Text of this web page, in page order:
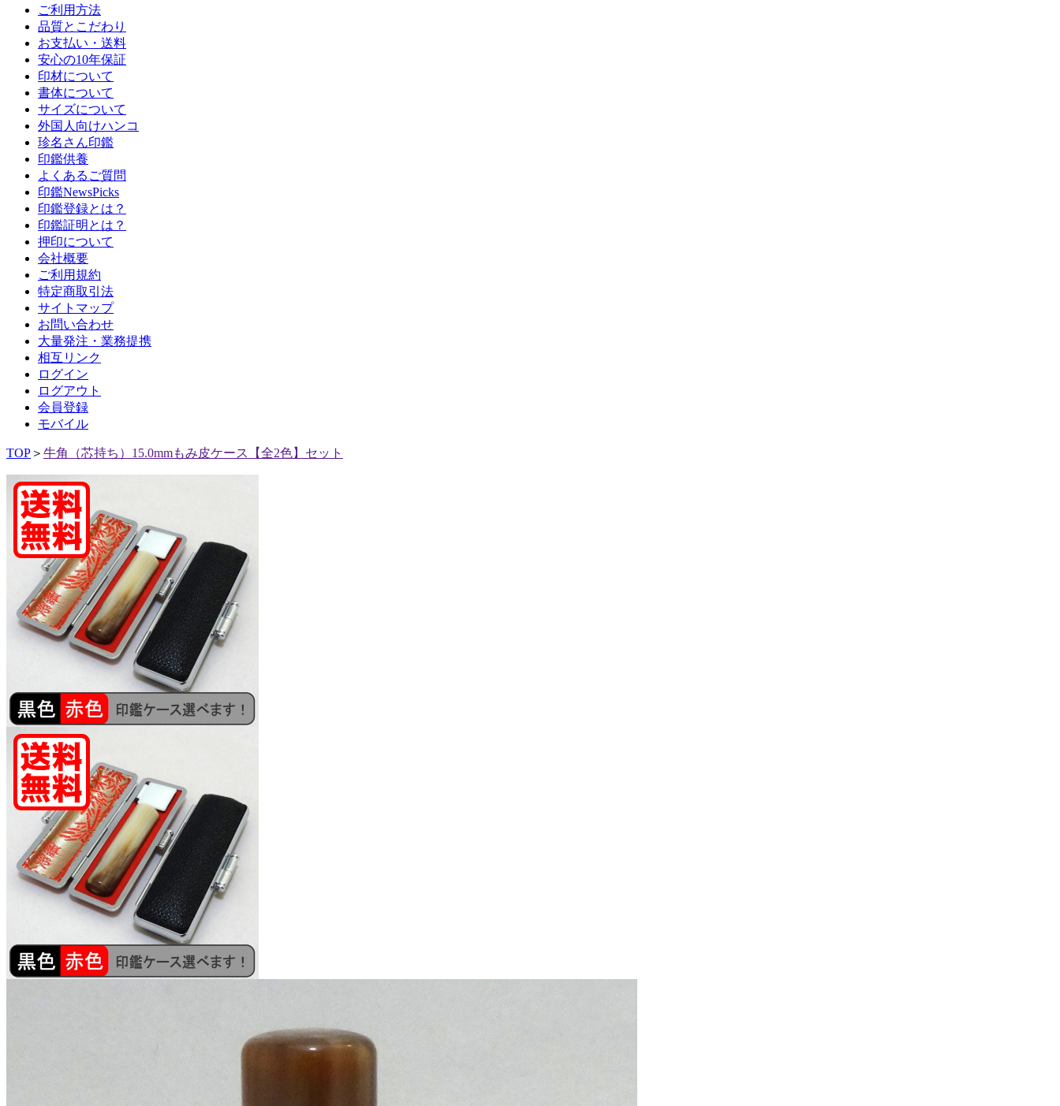
ご利用方法
品質とこだわり
お支払い・送料
安心の10年保証
印材について
書体について
サイズについて
外国人向けハンコ
珍名さん印鑑
印鑑供養
よくあるご質問
印鑑NewsPicks
印鑑登録とは？
印鑑証明とは？
押印について
会社概要
ご利用規約
特定商取引法
サイトマップ
お問い合わせ
大量発注・業務提携
相互リンク
ログイン
ログアウト
会員登録
モバイル
TOP ＞ 牛角（芯持ち）15.0mmもみ皮ケース【全2色】セット